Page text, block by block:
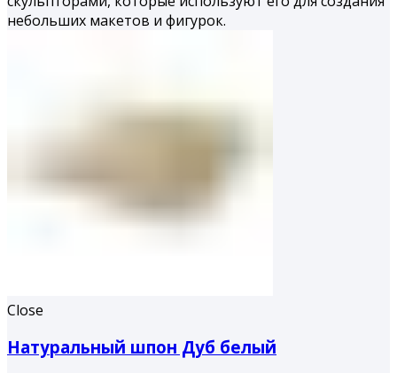
небольших макетов и фигурок.
Close
Натуральный шпон Дуб белый